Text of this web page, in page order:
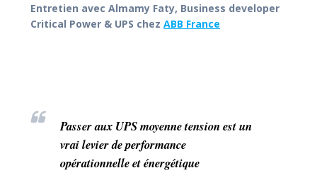
Entretien avec Almamy Faty, Business developer
Critical Power & UPS chez ABB France
Passer aux UPS moyenne tension est un
vrai levier de performance
opérationnelle et énergétique